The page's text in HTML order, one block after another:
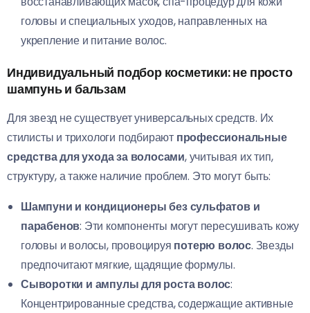
головы и специальных уходов, направленных на
укрепление и питание волос.
Индивидуальный подбор косметики: не просто
шампунь и бальзам
Для звезд не существует универсальных средств. Их
стилисты и трихологи подбирают профессиональные
средства для ухода за волосами, учитывая их тип,
структуру, а также наличие проблем. Это могут быть:
Шампуни и кондиционеры без сульфатов и
парабенов: Эти компоненты могут пересушивать кожу
головы и волосы, провоцируя потерю волос. Звезды
предпочитают мягкие, щадящие формулы.
Сыворотки и ампулы для роста волос:
Концентрированные средства, содержащие активные